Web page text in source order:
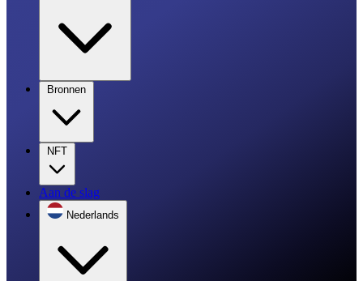
Bronnen
NFT
Aan de slag
Nederlands